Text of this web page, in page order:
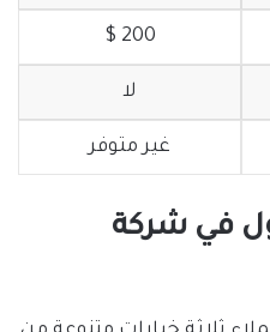
200 $
لا
غير متوفر
في شركة